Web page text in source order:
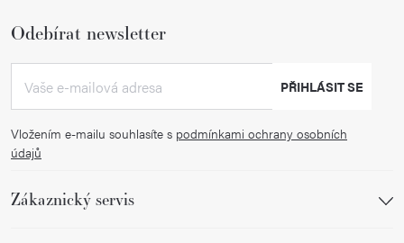
Odebírat newsletter
Vložením e-mailu souhlasíte s podmínkami ochrany osobních
údajů
PŘIHLÁSIT SE
Zákaznický servis